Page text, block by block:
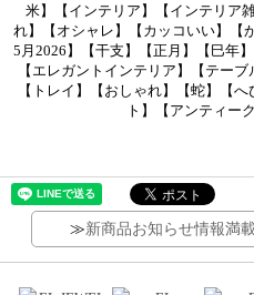
米】【インテリア】【インテリア
れ】【オシャレ】【カッコいい】【
5月2026】【干支】【正月】【巳年
【エレガントインテリア】【テー
【トレイ】【おしゃれ】【蛇】【
ト】【アンティー
≫新商品お知らせ情報満